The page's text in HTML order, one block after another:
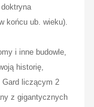
końcu ub. wieku).
i inne budowle,
historię,
Gard liczącym 2
z gigantycznych